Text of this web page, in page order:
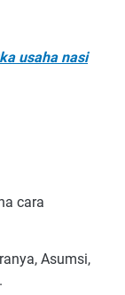
usaha nasi
cara
Asumsi,